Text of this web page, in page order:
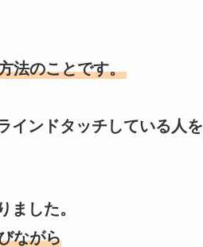
法のことです。
インドタッチしている人を
ました。
ながら